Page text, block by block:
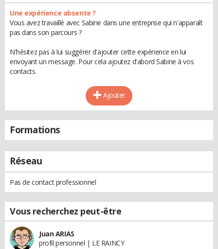
Une expérience absente ?
Vous avez travaillé avec Sabine dans une entreprise qui n'apparaît
pas dans son parcours ?
N'hésitez pas à lui suggérer d'ajouter cette expérience en lui
envoyant un message. Pour cela ajoutez d'abord Sabine à vos
contacts.
Ajouter
Formations
Réseau
Pas de contact professionnel
Vous recherchez peut-être
Juan ARIAS
profil personnel | LE RAINCY